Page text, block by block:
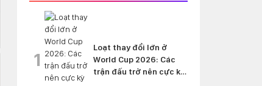
1
Loạt thay đổi lớn ở
World Cup 2026: Các
trận đấu trở nên cực kỳ